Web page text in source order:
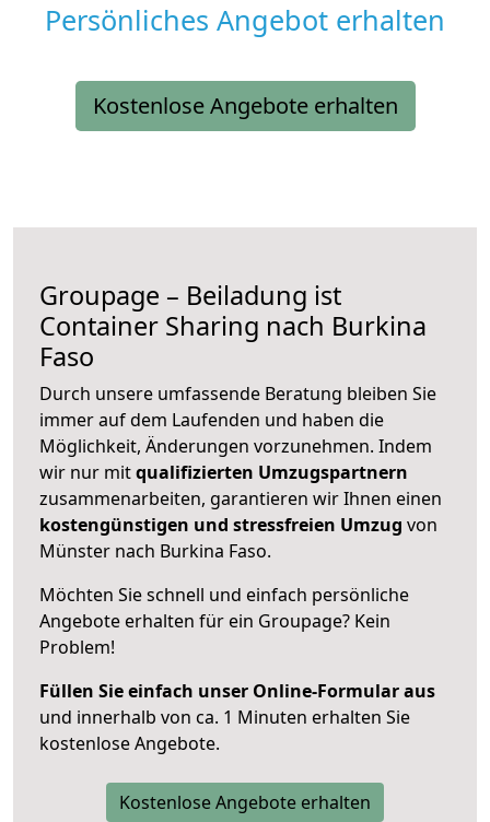
Persönliches Angebot erhalten
Kostenlose Angebote erhalten
Groupage – Beiladung ist
Container Sharing nach Burkina
Faso
Durch unsere umfassende Beratung bleiben Sie
immer auf dem Laufenden und haben die
Möglichkeit, Änderungen vorzunehmen. Indem
wir nur mitqualifizierten Umzugspartnern
zusammenarbeiten, garantieren wir Ihnen einen
kostengünstigen und stressfreien Umzug von
Münster nach Burkina Faso.
Möchten Sie schnell und einfach persönliche
Angebote erhalten für ein Groupage? Kein
Problem!
Füllen Sie einfach unser Online-Formular aus
und innerhalb von ca. 1 Minuten erhalten Sie
kostenlose Angebote.
Kostenlose Angebote erhalten